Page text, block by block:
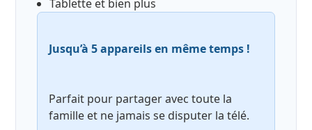
Tablette et bien plus
Jusqu’à 5 appareils en même temps !
Parfait pour partager avec toute la
famille et ne jamais se disputer la télé.